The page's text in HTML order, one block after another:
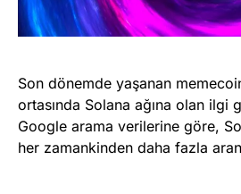
Son dönemde yaşanan memecoin
ortasında Solana ağına olan ilgi
Google arama verilerine göre,
her zamankinden daha fazla